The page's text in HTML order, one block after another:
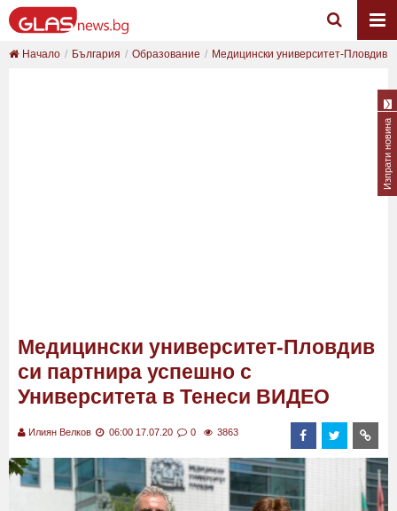
Начало България Образование Медицински университет-Пловдив
Медицински университет-Пловдив
си партнира успешно с
Университета в Тенеси ВИДЕО
Илиян Велков 06:00 17.07.20 0 3863
Изпрати новина